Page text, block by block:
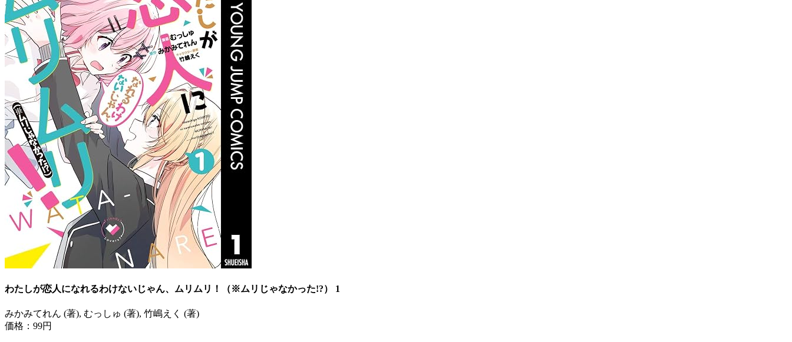
わたしが恋人になれるわけないじゃん、ムリムリ！（※ムリじゃなかった!?） 1
みかみてれん (著), むっしゅ (著), 竹嶋えく (著)
価格：99円